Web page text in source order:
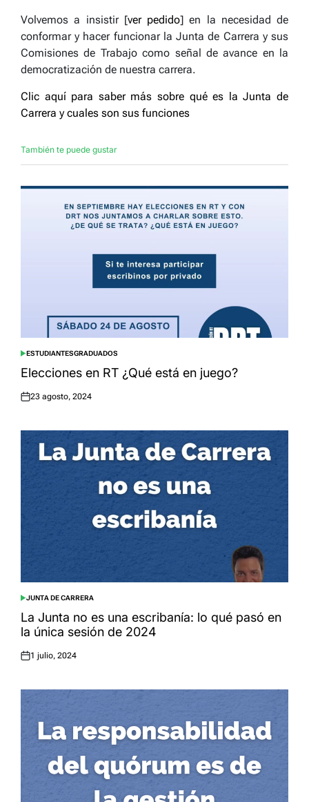
Volvemos a insistir [ver pedido] en la necesidad de
conformar y hacer funcionar la Junta de Carrera y sus
Comisiones de Trabajo como señal de avance en la
democratización de nuestra carrera.
Clic aquí para saber más sobre qué es la Junta de
Carrera y cuales son sus funciones
También te puede gustar
POSTED
IN
ESTUDIANTESGRADUADOS
Elecciones en RT ¿Qué está en juego?
Posted
23 agosto, 2024
POSTED
IN
JUNTA DE CARRERA
La Junta no es una escribanía: lo qué pasó en
la única sesión de 2024
Posted
1 julio, 2024